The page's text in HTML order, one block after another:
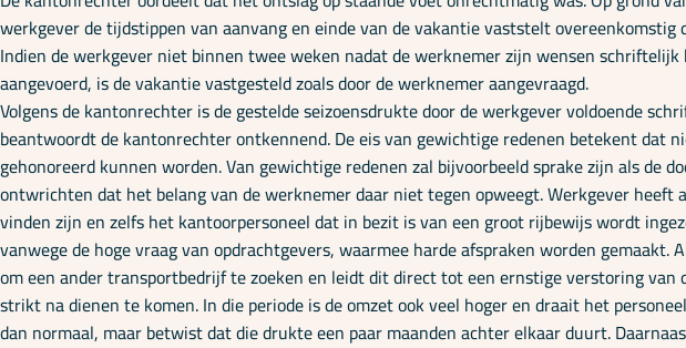
werkgever de tijdstippen van aanvang en einde van de vakantie vaststelt
Indien de werkgever niet binnen twee weken nadat de werknemer zijn wensen
aangevoerd, is de vakantie vastgesteld zoals door de werknemer aangevraagd.
Volgens de kantonrechter is de gestelde seizoensdrukte door de werkgever voldoende
beantwoordt de kantonrechter ontkennend. De eis van gewichtige redenen betekent
gehonoreerd kunnen worden. Van gewichtige redenen zal bijvoorbeeld sprake zijn als de
ontwrichten dat het belang van de werknemer daar niet tegen opweegt. Werkgever
vinden zijn en zelfs het kantoorpersoneel dat in bezit is van een groot rijbewijs wordt
vanwege de hoge vraag van opdrachtgevers, waarmee harde afspraken worden
om een ander transportbedrijf te zoeken en leidt dit direct tot een ernstige verstoring
strikt na dienen te komen. In die periode is de omzet ook veel hoger en draait het
dan normaal, maar betwist dat die drukte een paar maanden achter elkaar duurt.